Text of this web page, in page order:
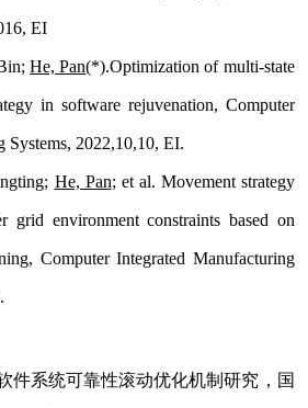
EI
He, Pan(*).Optimization of multi-state
in software rejuvenation, Computer
Systems, 2022,10,10, EI.
He, Pan; et al. Movement strategy
grid environment constraints based on
Computer Integrated Manufacturing
件系统可靠性滚动优化机制研究，国